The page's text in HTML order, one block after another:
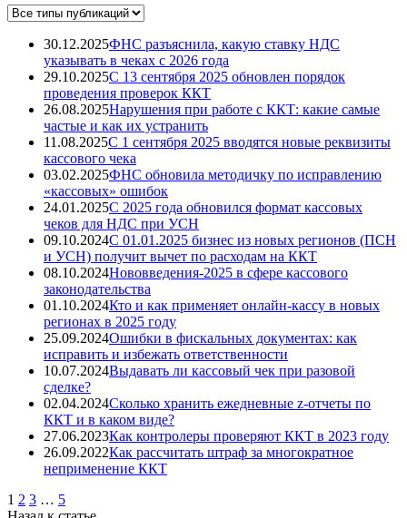
30.12.2025ФНС разъяснила, какую ставку НДС
указывать в чеках с 2026 года
29.10.2025С 13 сентября 2025 обновлен порядок
проведения проверок ККТ
26.08.2025Нарушения при работе с ККТ: какие самые
частые и как их устранить
11.08.2025С 1 сентября 2025 вводятся новые реквизиты
кассового чека
03.02.2025ФНС обновила методичку по исправлению
«кассовых» ошибок
24.01.2025С 2025 года обновился формат кассовых
чеков для НДС при УСН
09.10.2024С 01.01.2025 бизнес из новых регионов (ПСН
и УСН) получит вычет по расходам на ККТ
08.10.2024Нововведения-2025 в сфере кассового
законодательства
01.10.2024Кто и как применяет онлайн-кассу в новых
регионах в 2025 году
25.09.2024Ошибки в фискальных документах: как
исправить и избежать ответственности
10.07.2024Выдавать ли кассовый чек при разовой
сделке?
02.04.2024Сколько хранить ежедневные z-отчеты по
ККТ и в каком виде?
27.06.2023Как контролеры проверяют ККТ в 2023 году
26.09.2022Как рассчитать штраф за многократное
неприменение ККТ
1 2 3 … 5